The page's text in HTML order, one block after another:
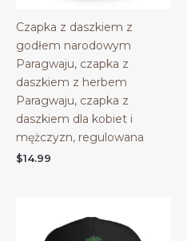
Czapka z daszkiem z
godłem narodowym
Paragwaju, czapka z
daszkiem z herbem
Paragwaju, czapka z
daszkiem dla kobiet i
mężczyzn, regulowana
$14.99